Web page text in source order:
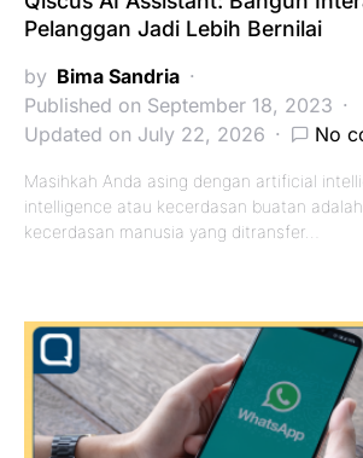
Pelanggan Jadi Lebih Bernilai
by Bima Sandria
Published on September 18, 2023
Updated on July 22, 2026
No
Masihkah Anda asing dengan artificial
intelligence atau kecerdasan buatan
kecerdasan manusia yang ditransfer…